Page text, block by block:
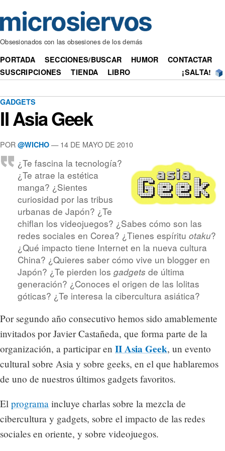
Obsesionados con las obsesiones de los demás
PORTADA SECCIONES/BUSCAR HUMOR
CONTACTAR
SUSCRIPCIONES
TIENDA LIBRO ¡SALTA!
GADGETS
II Asia Geek
POR @WICHO — 14 DE MAYO DE 2010
¿Te fascina la tecnología?
¿Te atrae la estética
manga? ¿Sientes
curiosidad por las tribus
urbanas de Japón? ¿Te
chiflan los videojuegos? ¿Sabes cómo son las
redes sociales en Corea? ¿Tienes espíritu otaku?
¿Qué impacto tiene Internet en la nueva cultura
China? ¿Quieres saber cómo vive un blogger en
Japón? ¿Te pierden los gadgets de última
generación? ¿Conoces el origen de las lolitas
góticas? ¿Te interesa la cibercultura asiática?
Por segundo año consecutivo hemos sido amablemente
invitados por Javier Castañeda, que forma parte de la
organización, a participar en II Asia Geek, un evento
cultural sobre Asia y sobre geeks, en el que hablaremos
de uno de nuestros últimos gadgets favoritos.
El programa incluye charlas sobre la mezcla de
cibercultura y gadgets, sobre el impacto de las redes
sociales en oriente, y sobre videojuegos.